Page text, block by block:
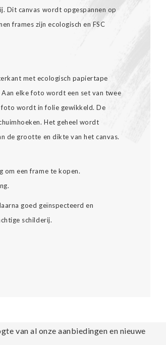
Dit canvas wordt opgespannen op
frames zijn ecologisch en FSC
met ecologisch papiertape
elke foto wordt een set van twee
wordt in folie gewikkeld. De
Het geheel wordt
de grootte en dikte van het canvas.
om een frame te kopen.
goed geïnspecteerd en
schilderij.
van al onze aanbiedingen en nieuwe